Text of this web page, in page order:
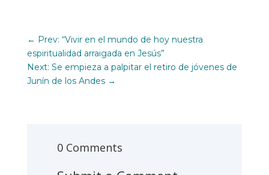
← Prev: “Vivir en el mundo de hoy nuestra
espiritualidad arraigada en Jesús”
Next: Se empieza a palpitar el retiro de jóvenes de
Junín de los Andes→
0 Comments